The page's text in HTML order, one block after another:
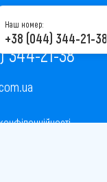
22/7, оф. 41
344-21-38
Наш номер:
+38 (044) 344-21-38